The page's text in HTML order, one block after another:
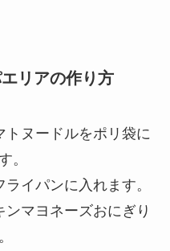
リアの作り方
トヌードルをポリ袋に
。
イパンに入れます。
マヨネーズおにぎり